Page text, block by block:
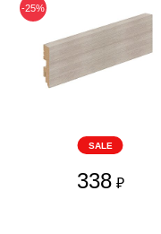
-25%
SALE
338 ₽